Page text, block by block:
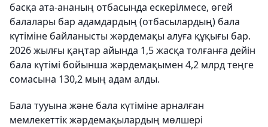
басқа ата-ананың отбасында ескерілмесе, өгей
балалары бар адамдардың (отбасылардың) бала
күтіміне байланысты жәрдемақы алуға құқығы бар.
2026 жылғы қаңтар айында 1,5 жасқа толғанға дейін
бала күтімі бойынша жәрдемақымен 4,2 млрд теңге
сомасына 130,2 мың адам алды.
Бала тууына және бала күтіміне арналған
мемлекеттік жәрдемақылардың мөлшері